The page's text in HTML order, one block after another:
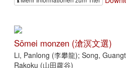
Sōmei monzen (滄溟文選)
Li, Panlong (李攀龍); Song,
Rakoku (山田蘿谷)